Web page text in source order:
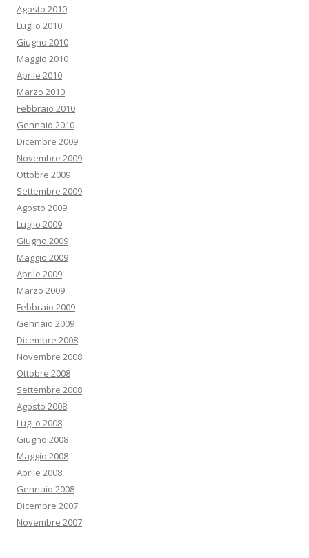
Agosto 2010
Luglio 2010
Giugno 2010
Maggio 2010
Aprile 2010
Marzo 2010
Febbraio 2010
Gennaio 2010
Dicembre 2009
Novembre 2009
Ottobre 2009
Settembre 2009
Agosto 2009
Luglio 2009
Giugno 2009
Maggio 2009
Aprile 2009
Marzo 2009
Febbraio 2009
Gennaio 2009
Dicembre 2008
Novembre 2008
Ottobre 2008
Settembre 2008
Agosto 2008
Luglio 2008
Giugno 2008
Maggio 2008
Aprile 2008
Gennaio 2008
Dicembre 2007
Novembre 2007